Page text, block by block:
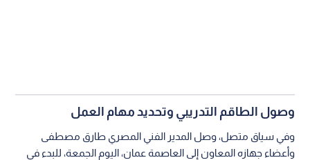
وصول الطاقم التدريبي وتحديد مهام العمل
وفي سياق متصل، وصل المدير الفني المصري طارق مصطفى
وأعضاء جهازه المعاون إلى العاصمة عمان، اليوم الجمعة، للبدء في